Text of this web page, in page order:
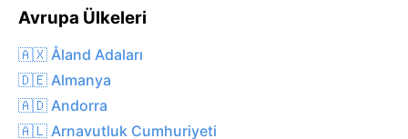
Avrupa Ülkeleri
🇦🇽 Åland Adaları
🇩🇪 Almanya
🇦🇩 Andorra
🇦🇱 Arnavutluk Cumhuriyeti